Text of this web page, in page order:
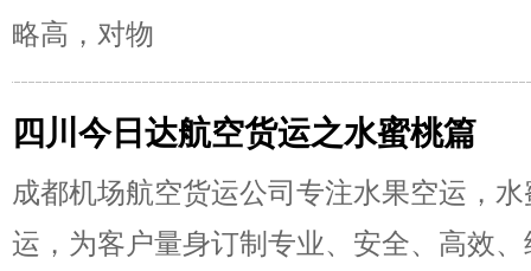
略高，对物
四川今日达航空货运之水蜜桃篇
成都机场航空货运公司专注水果空运，
运，为客户量身订制专业、安全、高效